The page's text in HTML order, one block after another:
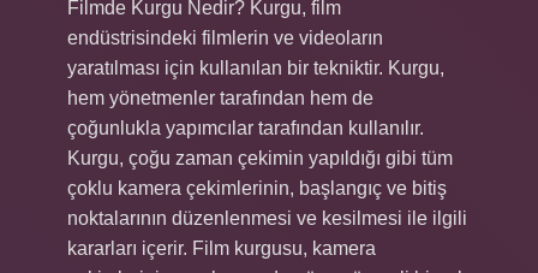
Filmde Kurgu Nedir? Kurgu, film
endüstrisindeki filmlerin ve videoların
yaratılması için kullanılan bir tekniktir. Kurgu,
hem yönetmenler tarafından hem de
çoğunlukla yapımcılar tarafından kullanılır.
Kurgu, çoğu zaman çekimin yapıldığı gibi tüm
çoklu kamera çekimlerinin, başlangıç ve bitiş
noktalarının düzenlenmesi ve kesilmesi ile ilgili
kararları içerir. Film kurgusu, kamera